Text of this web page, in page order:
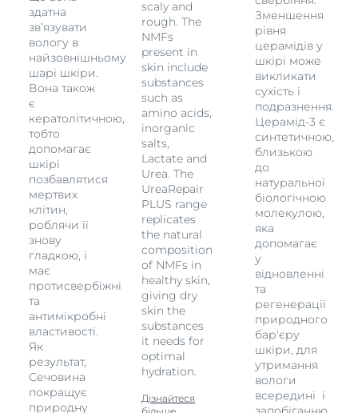
здатна
зв’язувати
вологу в
найзовнішньому
шарі шкіри.
Вона також
є
кератолітичною,
тобто
допомагає
шкірі
позбавлятися
мертвих
клітин,
роблячи її
знову
гладкою, і
має
протисвербіжні
та
антимікробні
властивості.
Як
результат,
Сечовина
покращує
природну
scaly and
rough. The
NMFs
present in
skin include
substances
such as
amino acids,
inorganic
salts,
Lactate and
Urea. The
UreaRepair
PLUS range
replicates
the natural
composition
of NMFs in
healthy skin,
giving dry
skin the
substances
it needs for
optimal
hydration.
Дізнайтеся
Зменшення
рівня
церамідів у
шкірі може
викликати
сухість і
подразнення.
Церамід-3 є
синтетичною,
близькою
до
натуральної
біологічною
молекулою,
яка
допомагає
у
відновленні
та
регенерації
природного
бар'єру
шкіри, для
утримання
вологи
всередині і